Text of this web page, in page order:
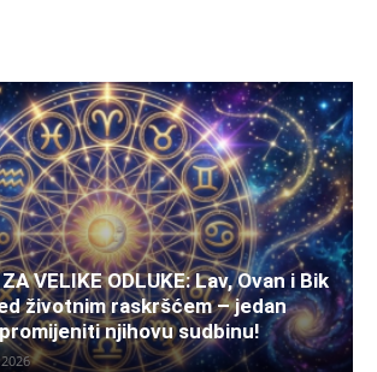
VELIKE ODLUKE: Lav, Ovan i Bik
životnim raskršćem – jedan
njihovu sudbinu!